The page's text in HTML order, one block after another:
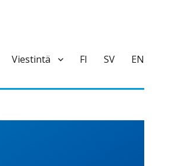
Viestintä FI SV EN